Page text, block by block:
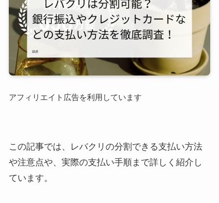
アフィリエイト広告を利用しています
この記事では、レバクリの分割できる支払い方法
や注意点や、実際の支払い手順まで詳しく紹介し
ています。